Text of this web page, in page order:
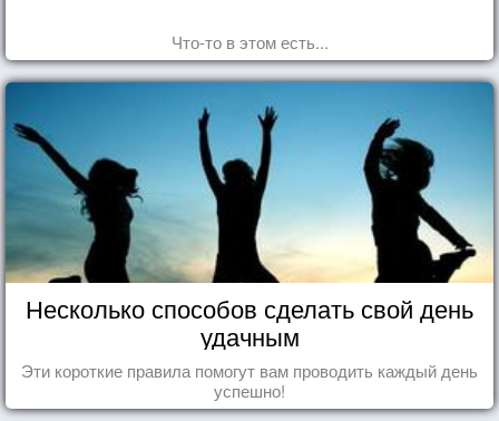
Что-то в этом есть...
Несколько способов сделать свой день
удачным
Эти короткие правила помогут вам проводить каждый день
успешно!